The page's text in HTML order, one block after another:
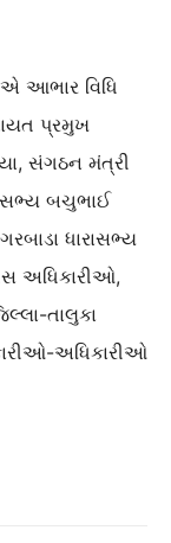
આભાર વિધિ
પ્રમુખ
સંગઠન મંત્રી
બચુભાઈ
ધારાસભ્ય
અધિકારીઓ,
તાલુકા
અધિકારીઓ